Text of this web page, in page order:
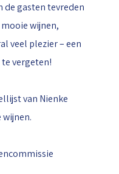
de gasten tevreden
wijnen,
veel plezier – een
vergeten!
van Nienke